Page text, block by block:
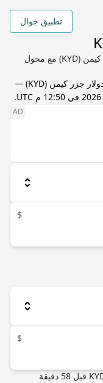
تطبيق جوال
تحويل بيزو كولومبي (COP) إلى دولار جزر كيمن (KYD) مع محول
جزر كيمن (
KYD
) —
.
$
$
قبل 58 دقيقة